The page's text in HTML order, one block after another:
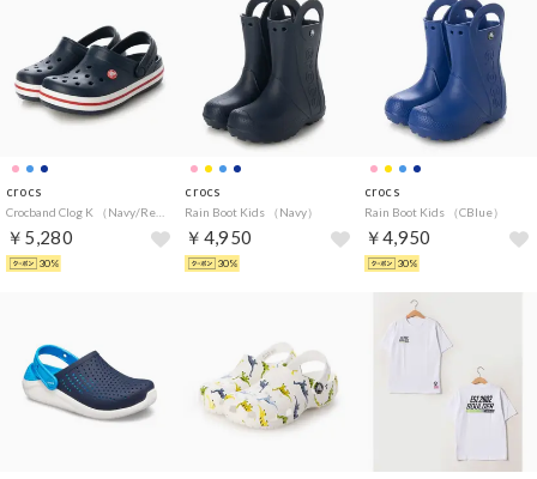
crocs
￥5,280
30%
crocs
Rain Boot Kids （Navy）
￥4,950
30%
crocs
Rain Boot Kids （CBlue）
￥4,950
30%